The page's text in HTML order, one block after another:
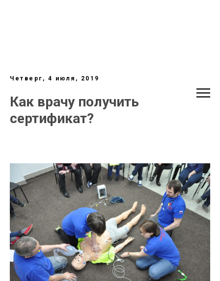
Четверг, 4 июля, 2019
Как врачу получить
сертификат?